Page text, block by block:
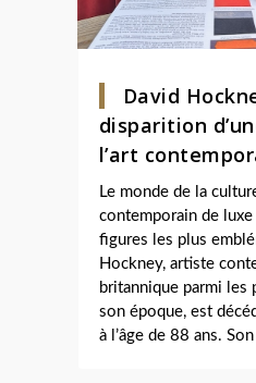
David
disparition
l’art
Le monde de la
contemporain de luxe
figures les plus
Hockney, artiste
britannique parmi les
son époque, est
à l’âge de 88 ans.